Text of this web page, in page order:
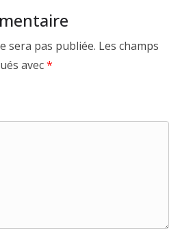
sera pas publiée. Les champs
avec*